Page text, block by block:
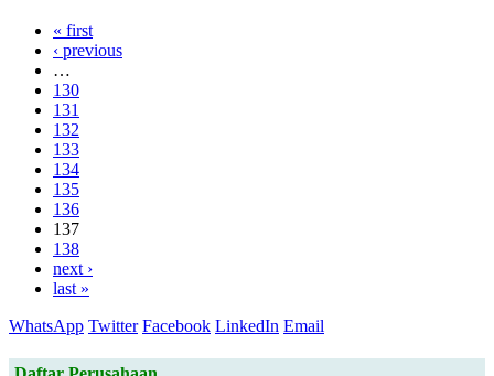
« first
‹ previous
…
130
131
132
133
134
135
136
137
138
next ›
last »
WhatsApp Twitter Facebook LinkedIn Email